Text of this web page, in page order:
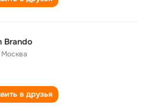
Brando
Москва
в друзья